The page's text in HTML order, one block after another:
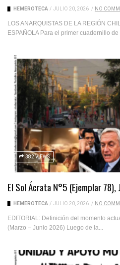
HEMEROTECA / JULIO 20, 2026 / NO
LOS ANARQUISTAS DE LA REGIÓN
ESPAÑOLA Para el primer cuadernillo
382 VIEWS
El Sol Ácrata N°5 (ejemplar
HEMEROTECA / JULIO 20, 2026 / NO
EDITORIAL: Definición del momento
(Marzo – Junio 2026) Luego de la...